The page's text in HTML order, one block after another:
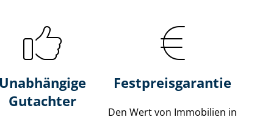
Unabhängige
Gutachter
Festpreis​garantie
Den Wert von Immobilien in